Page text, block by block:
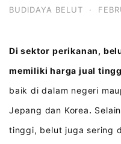
BUDIDAYA BELUT ·
Di sektor perikanan,
memiliki harga jual
baik di dalam negeri
Jepang dan Korea.
tinggi, belut juga sering